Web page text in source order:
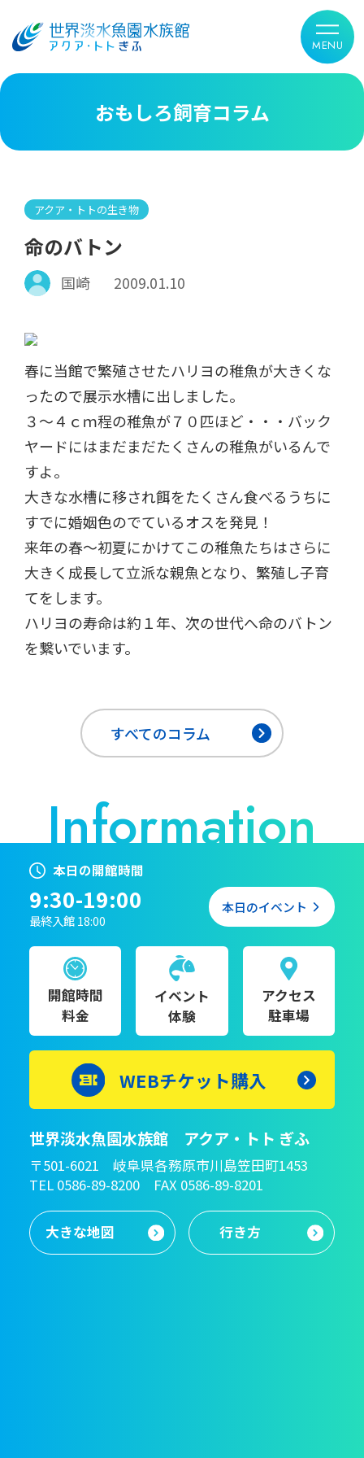
おもしろ飼育コラム
アクア・トトの生き物
命のバトン
国崎 2009.01.10
春に当館で繁殖させたハリヨの稚魚が大きくな
ったので展示水槽に出しました。
３～４ｃｍ程の稚魚が７０匹ほど・・・バック
ヤードにはまだまだたくさんの稚魚がいるんで
すよ。
大きな水槽に移され餌をたくさん食べるうちに
すでに婚姻色のでているオスを発見！
来年の春～初夏にかけてこの稚魚たちはさらに
大きく成長して立派な親魚となり、繁殖し子育
てをします。
ハリヨの寿命は約１年、次の世代へ命のバトン
を繋いでいます。
すべてのコラム
本日の開館時間
9:30-19:00
最終入館 18:00
本日のイベント
開館時間
料金
イベント
体験
アクセス
駐車場
WEBチケット購入
世界淡水魚園水族館 アクア・トト ぎふ
〒501-6021 岐阜県各務原市川島笠田町1453
TEL 0586-89-8200 FAX 0586-89-8201
大きな地図 行き方